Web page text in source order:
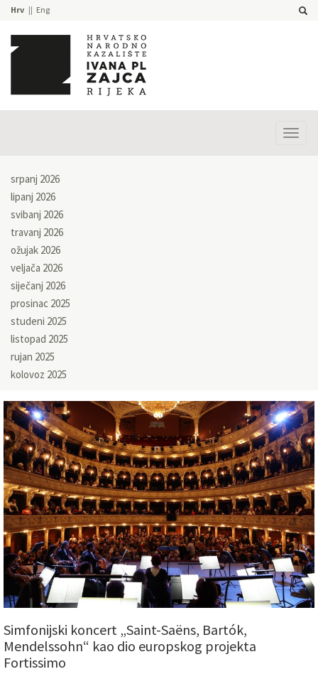
Hrv Eng
srpanj 2026
lipanj 2026
svibanj 2026
travanj 2026
ožujak 2026
veljača 2026
siječanj 2026
prosinac 2025
studeni 2025
listopad 2025
rujan 2025
kolovoz 2025
Simfonijski koncert „Saint-Saëns, Bartók,
Mendelssohn“ kao dio europskog projekta
Fortissimo